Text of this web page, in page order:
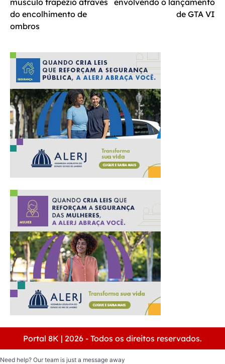
Post
do encolhimento de
ombros
de GTA VI
Portal 8K | 2026 - Todos os direitos reservados.
Need help? Our team is just a message away